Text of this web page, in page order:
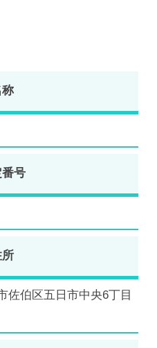
号
伯区五日市中央6丁目